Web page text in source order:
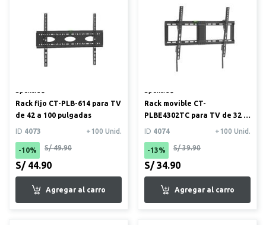
Rack fijo CT-PLB-614 para TV
de 42 a 100 pulgadas
ID 4073 +100 Unid.
-10% S/ 49.90
S/ 44.90
Rack movible CT-
PLBE4302TC para TV de 32 a
80 pulgadas
ID 4074 +100 Unid.
-13% S/ 39.90
S/ 34.90